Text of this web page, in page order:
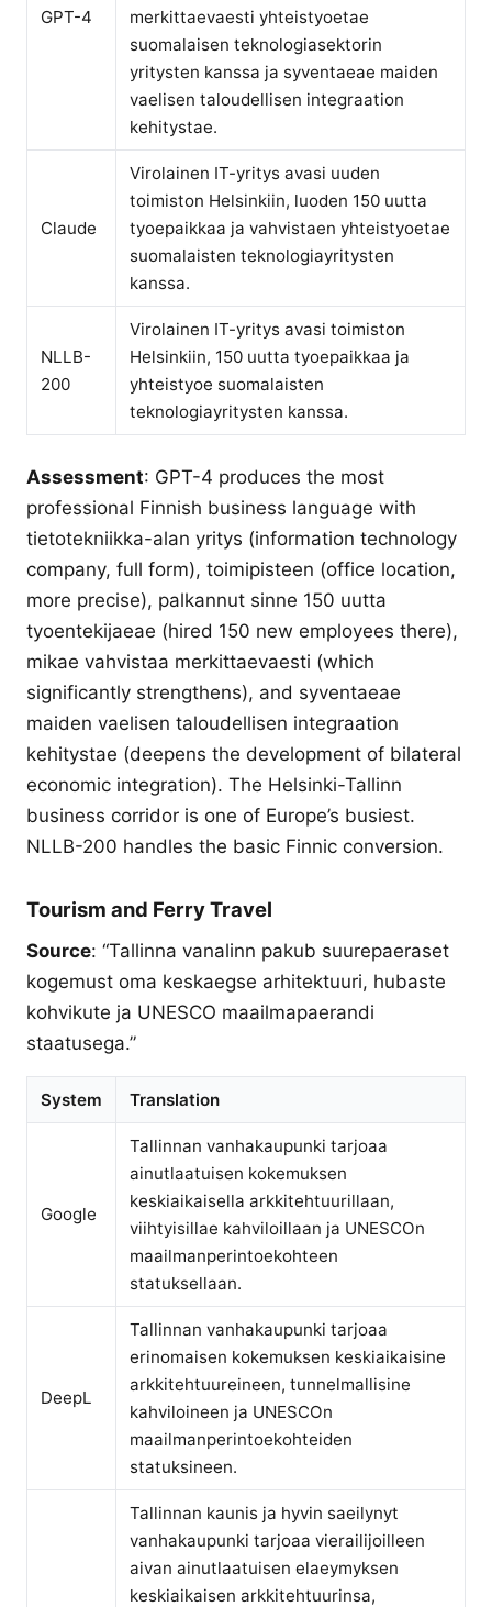
GPT-4
merkittaevaesti yhteistyoetae
suomalaisen teknologiasektorin
yritysten kanssa ja syventaeae maiden
vaelisen taloudellisen integraation
kehitystae.
Claude
Virolainen IT-yritys avasi uuden
toimiston Helsinkiin, luoden 150 uutta
tyoepaikkaa ja vahvistaen yhteistyoetae
suomalaisten teknologiayritysten
kanssa.
NLLB-
200
Virolainen IT-yritys avasi toimiston
Helsinkiin, 150 uutta tyoepaikkaa ja
yhteistyoe suomalaisten
teknologiayritysten kanssa.
Assessment: GPT-4 produces the most
professional Finnish business language with
tietotekniikka-alan yritys (information technology
company, full form), toimipisteen (office location,
more precise), palkannut sinne 150 uutta
tyoentekijaeae (hired 150 new employees there),
mikae vahvistaa merkittaevaesti (which
significantly strengthens), and syventaeae
maiden vaelisen taloudellisen integraation
kehitystae (deepens the development of bilateral
economic integration). The Helsinki-Tallinn
business corridor is one of Europe’s busiest.
NLLB-200 handles the basic Finnic conversion.
Tourism and Ferry Travel
Source: “Tallinna vanalinn pakub suurepaeraset
kogemust oma keskaegse arhitektuuri, hubaste
kohvikute ja UNESCO maailmapaerandi
staatusega.”
System Translation
Google
Tallinnan vanhakaupunki tarjoaa
ainutlaatuisen kokemuksen
keskiaikaisella arkkitehtuurillaan,
viihtyisillae kahviloillaan ja UNESCOn
maailmanperintoekohteen
statuksellaan.
DeepL
Tallinnan vanhakaupunki tarjoaa
erinomaisen kokemuksen keskiaikaisine
arkkitehtuureineen, tunnelmallisine
kahviloineen ja UNESCOn
maailmanperintoekohteiden
statuksineen.
Tallinnan kaunis ja hyvin saeilynyt
vanhakaupunki tarjoaa vierailijoilleen
aivan ainutlaatuisen elaeymyksen
keskiaikaisen arkkitehtuurinsa,